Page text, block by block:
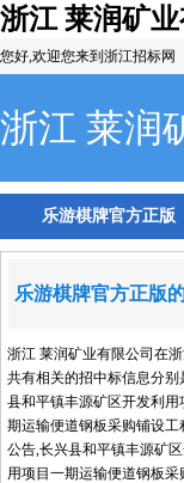
浙江 莱润矿
您好,欢迎您来到浙江招标网
浙江 莱润
乐游棋牌官方正版
乐游棋牌官方正版
浙江 莱润矿业有限公司在
共有相关的招中标信息分别
县和平镇丰源矿区开发利用
期运输便道钢板采购铺设工
公告,长兴县和平镇丰源矿区
用项目一期运输便道钢板采